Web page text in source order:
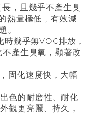
，且幾乎不產生臭
熱量極低，有效減
。
時幾乎無VOC排放，
不產生臭氧，顯著改
固化速度快，大幅
色的耐磨性、耐化
觀更亮麗、持久，